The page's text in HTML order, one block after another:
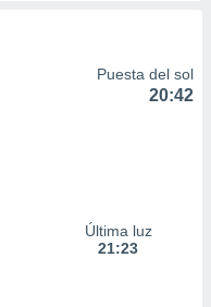
Puesta del sol
20:42
Última luz
21:23